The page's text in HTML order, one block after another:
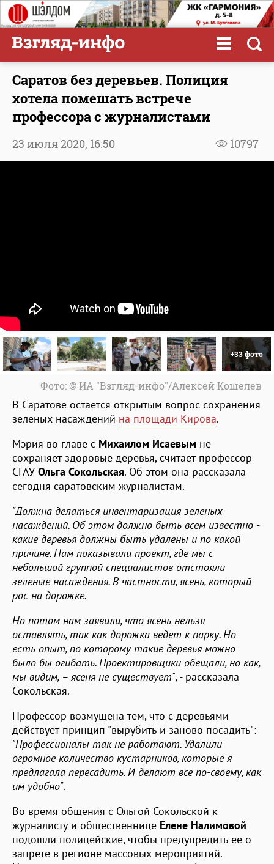
Саратов без деревьев. Полиция
хотела помешать встрече
профессора с журналистами
10797
23 июля 2020, 16:50
+33 фото
Фото: © ИА "Взгляд-инфо"/Алексей Кошелев
В Саратове остается открытым вопрос сохранения
зеленых насаждений на площади Кирова.
Мэрия во главе с Михаилом Исаевым не
сохраняет здоровые деревья, считает профессор
СГАУ Ольга Сокольская. Об этом она рассказала
сегодня саратовским журналистам.
"Должна делаться инвентаризация зеленых
насаждений. Об этом должно быть всем известно -
какие деревья должны быть удалены и по какой
причине. Нам показывали проект, где мы с
небольшой группой специалистов отстояли
зеленые насаждения. В частности, ясень, который
рос на дорожке.
Но потом нам заявили, что ясень нельзя
оставлять, так как дорожка ведет к парку. Но
есть опыт, по которому такие деревья можно
было бы огибать. Проектировщики обещали, но как,
мы видим, – ясеня не существует", - рассказала
Сокольская.
Профессор возмущена тем, что с деревьями
действует принцип "вырубить и заново посадить":
"Профессионалы так не работают. Удалили
огромное количество кустарников, которые я
предлагала пересадить. И делают все по-своему, как
им удобно".
Во время общения с Ольгой Сокольской к
журналисту и общественнице Елене Налимовой
подошли полицейские, чтобы предупредить ее о
запрете в регионе массовых мероприятий.